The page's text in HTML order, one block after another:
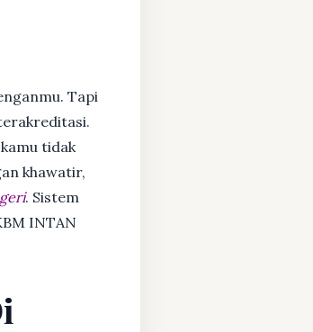
Tapi
tidak
khawatir,
. Sistem
INTAN